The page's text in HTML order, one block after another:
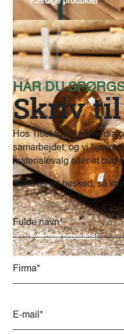
Færdige produkter
HAR DU
Skriv til
Hos Tiset Savværk er
samarbejdet, og vi
materialevalg eller et bud
Send os en besked, så
Alternative: